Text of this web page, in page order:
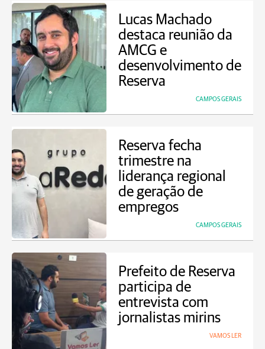
Lucas Machado
destaca reunião da
AMCG e
desenvolvimento de
Reserva
CAMPOS GERAIS
Reserva fecha
trimestre na
liderança regional
de geração de
empregos
CAMPOS GERAIS
Prefeito de Reserva
participa de
entrevista com
jornalistas mirins
VAMOS LER